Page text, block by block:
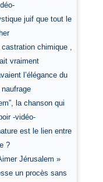
juif que tout le
chimique ,
vraiment
l’élégance du
la chanson qui
-vidéo-
est le lien entre
?
Jérusalem »
un procès sans